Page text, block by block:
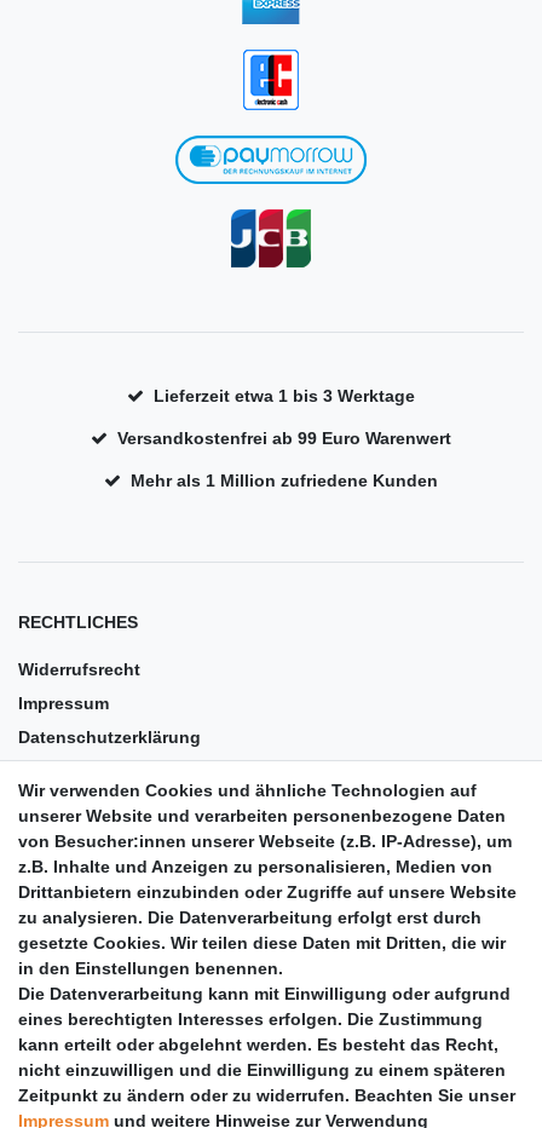
Lieferzeit etwa 1 bis 3 Werktage
Versandkostenfrei ab 99 Euro Warenwert
Mehr als 1 Million zufriedene Kunden
RECHTLICHES
Widerrufsrecht
Impressum
Datenschutzerklärung
Barrierefreiheit
Anleitungen
Vertrag widerrufen
PARTNER
DHL
GLS
PaketPLUS
Wir verwenden Cookies und ähnliche Technologien auf
unserer Website und verarbeiten personenbezogene Daten
von Besucher:innen unserer Webseite (z.B. IP-Adresse), um
z.B. Inhalte und Anzeigen zu personalisieren, Medien von
Drittanbietern einzubinden oder Zugriffe auf unsere Website
zu analysieren. Die Datenverarbeitung erfolgt erst durch
gesetzte Cookies. Wir teilen diese Daten mit Dritten, die wir
in den Einstellungen benennen.
Die Datenverarbeitung kann mit Einwilligung oder aufgrund
eines berechtigten Interesses erfolgen. Die Zustimmung
kann erteilt oder abgelehnt werden. Es besteht das Recht,
nicht einzuwilligen und die Einwilligung zu einem späteren
Zeitpunkt zu ändern oder zu widerrufen. Beachten Sie unser
Impressum und weitere Hinweise zur Verwendung